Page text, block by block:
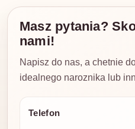
Masz pytania?
nami!
Napisz do nas, a chetnie
idealnego naroznika lub
Telefon